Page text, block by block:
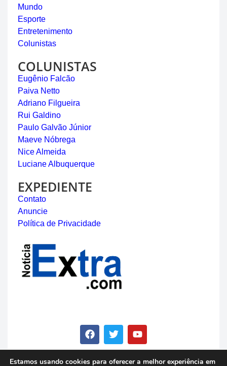
Mundo
Esporte
Entretenimento
Colunistas
COLUNISTAS
Eugênio Falcão
Paiva Netto
Adriano Filgueira
Rui Galdino
Paulo Galvão Júnior
Maeve Nóbrega
Nice Almeida
Luciane Albuquerque
EXPEDIENTE
Contato
Anuncie
Política de Privacidade
Estamos usando cookies para oferecer a melhor experiência em